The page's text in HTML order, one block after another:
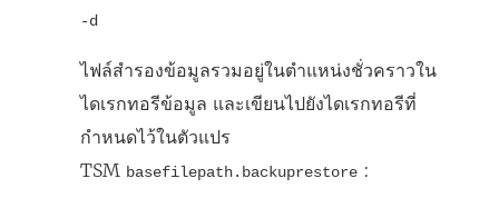
-d
ไฟล์สำรองข้อมูลรวมอยู่ในตำแหน่งชั่วคราวใน
ไดเรกทอรีข้อมูล และเขียนไปยังไดเรกทอรีที่
กำหนดไว้ในตัวแปร
TSM basefilepath.backuprestore :